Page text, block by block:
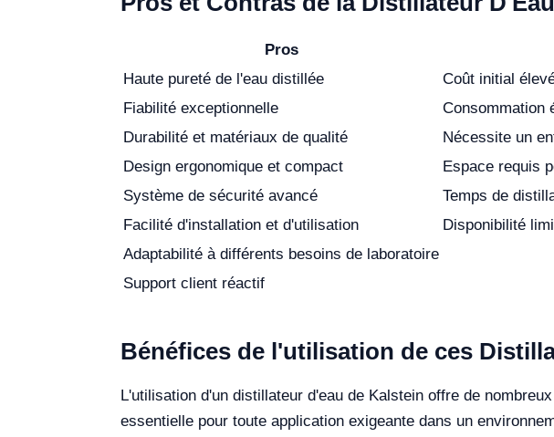
Pros
Haute pureté de l'eau distillée
Coût initial
Fiabilité exceptionnelle
Consommation
Durabilité et matériaux de qualité
Nécessite un
Design ergonomique et compact
Espace requis
Système de sécurité avancé
Temps de
Facilité d'installation et d'utilisation
Disponibilité
Adaptabilité à différents besoins de laboratoire
Support client réactif
Bénéfices de l'utilisation de ces
L'utilisation d'un distillateur d'eau de Kalstein offre de
essentielle pour toute application exigeante dans un